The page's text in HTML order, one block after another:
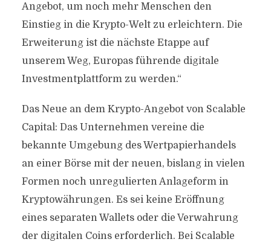
Angebot, um noch mehr Menschen den
Einstieg in die Krypto-Welt zu erleichtern. Die
Erweiterung ist die nächste Etappe auf
unserem Weg, Europas führende digitale
Investmentplattform zu werden.“
Das Neue an dem Krypto-Angebot von Scalable
Capital: Das Unternehmen vereine die
bekannte Umgebung des Wertpapierhandels
an einer Börse mit der neuen, bislang in vielen
Formen noch unregulierten Anlageform in
Kryptowährungen. Es sei keine Eröffnung
eines separaten Wallets oder die Verwahrung
der digitalen Coins erforderlich. Bei Scalable